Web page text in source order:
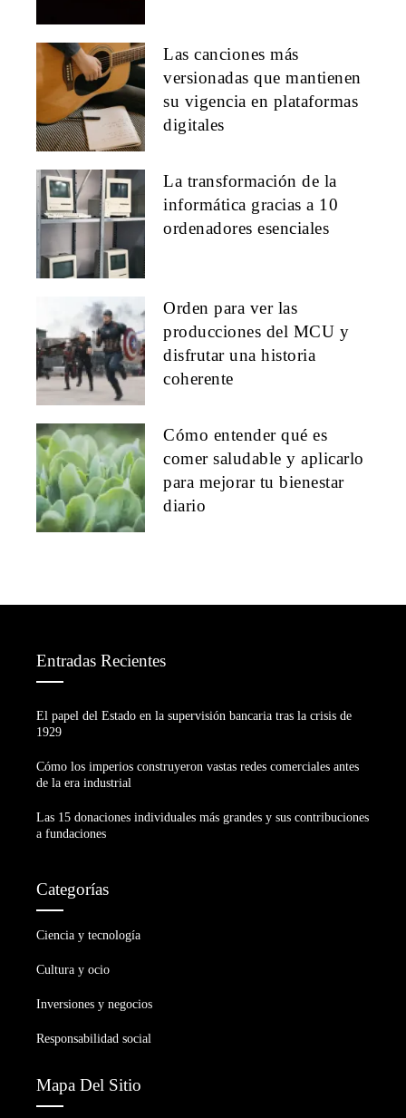
Las canciones más
versionadas que mantienen
su vigencia en plataformas
digitales
La transformación de la
informática gracias a 10
ordenadores esenciales
Orden para ver las
producciones del MCU y
disfrutar una historia
coherente
Cómo entender qué es
comer saludable y aplicarlo
para mejorar tu bienestar
diario
Entradas Recientes
El papel del Estado en la supervisión bancaria tras la crisis de
1929
Cómo los imperios construyeron vastas redes comerciales antes
de la era industrial
Las 15 donaciones individuales más grandes y sus contribuciones
a fundaciones
Categorías
Ciencia y tecnología
Cultura y ocio
Inversiones y negocios
Responsabilidad social
Mapa Del Sitio